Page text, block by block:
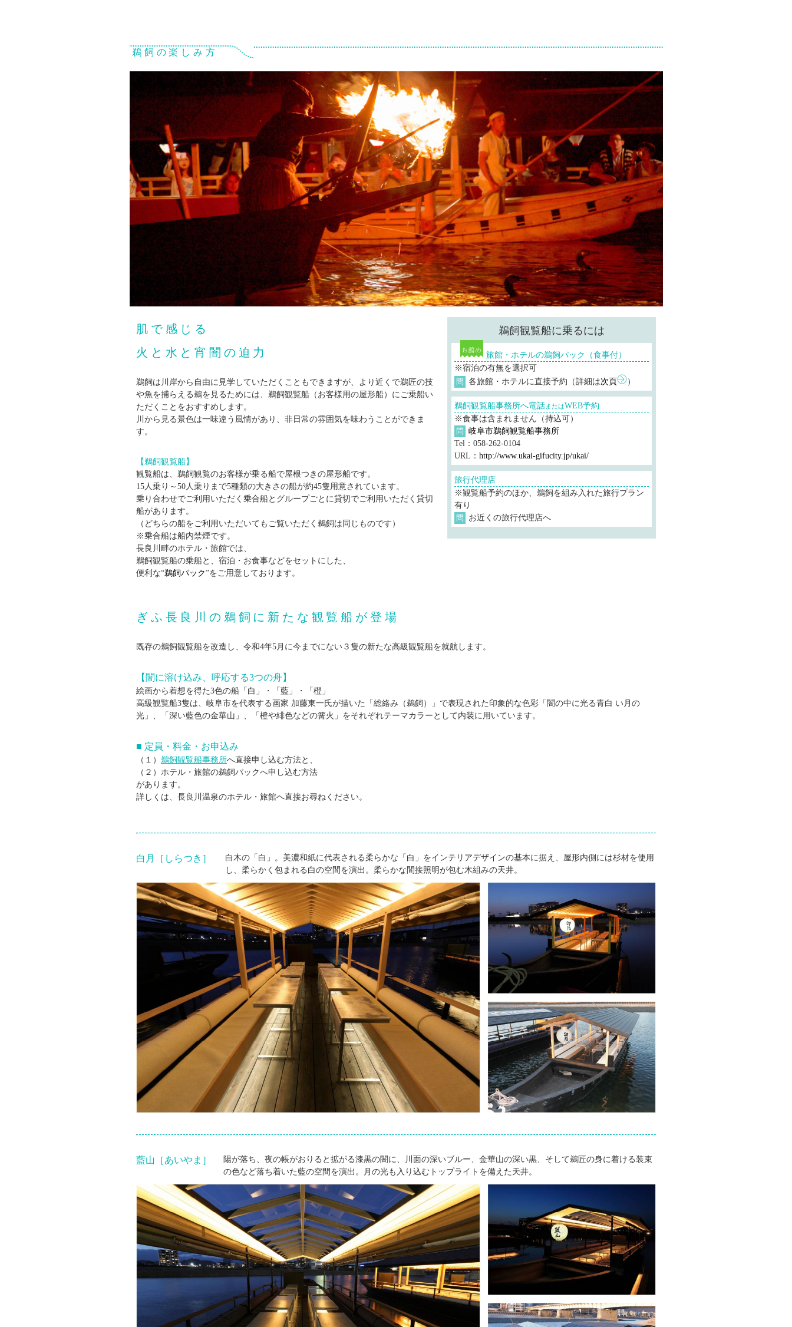
鵜飼の楽しみ方
肌で感じる
火と水と宵闇の迫力
鵜飼は川岸から自由に見学していただくこともできますが、より近くで鵜匠の技
や魚を捕らえる鵜を見るためには、鵜飼観覧船（お客様用の屋形船）にご乗船い
ただくことをおすすめします。
川から見る景色は一味違う風情があり、非日常の雰囲気を味わうことができま
す。
【鵜飼観覧船】
観覧船は、鵜飼観覧のお客様が乗る船で屋根つきの屋形船です。
15人乗り～50人乗りまで5種類の大きさの船が約45隻用意されています。
乗り合わせでご利用いただく乗合船とグループごとに貸切でご利用いただく貸切
船があります。
（どちらの船をご利用いただいてもご覧いただく鵜飼は同じものです）
※乗合船は船内禁煙です。
長良川畔のホテル・旅館では、
鵜飼観覧船の乗船と、宿泊・お食事などをセットにした、
便利な“鵜飼パック”をご用意しております。
鵜飼観覧船に乗るには
旅館・ホテルの鵜飼パック（食事付）
※宿泊の有無を選択可
問 各旅館・ホテルに直接予約（詳細は次頁 ）
鵜飼観覧船事務所へ電話またはWEB予約
※食事は含まれません（持込可）
問
岐阜市鵜飼観覧船事務所
Tel：058-262-0104
URL：http://www.ukai-gifucity.jp/ukai/
旅行代理店
※観覧船予約のほか、鵜飼を組み入れた旅行プラン
有り
問 お近くの旅行代理店へ
ぎふ長良川の鵜飼に新たな観覧船が登場
既存の鵜飼観覧船を改造し、令和4年5月に今までにない３隻の新たな高級観覧船を就航します。
【闇に溶け込み、呼応する3つの舟】
絵画から着想を得た3色の船「白」・「藍」・「橙」
高級観覧船3隻は、岐阜市を代表する画家 加藤東一氏が描いた「総絡み（鵜飼）」で表現された印象的な色彩「闇の中に光る青白 い月の
光」、「深い藍色の金華山」、「橙や緋色などの篝火」をそれぞれテーマカラーとして内装に用いています。
■ 定員・料金・お申込み
（１） 鵜飼観覧船事務所へ直接申し込む方法と、
（２）ホテル・旅館の鵜飼パックへ申し込む方法
があります。
詳しくは、長良川温泉のホテル・旅館へ直接お尋ねください。
白月［しらつき］
白木の「白」。美濃和紙に代表される柔らかな「白」をインテリアデザインの基本に据え、屋形内側には杉材を使用
し、柔らかく包まれる白の空間を演出。柔らかな間接照明が包む木組みの天井。
藍山［あいやま］
陽が落ち、夜の帳がおりると拡がる漆黒の闇に、川面の深いブルー、金華山の深い黒、そして鵜匠の身に着ける装束
の色など落ち着いた藍の空間を演出。月の光も入り込むトップライトを備えた天井。